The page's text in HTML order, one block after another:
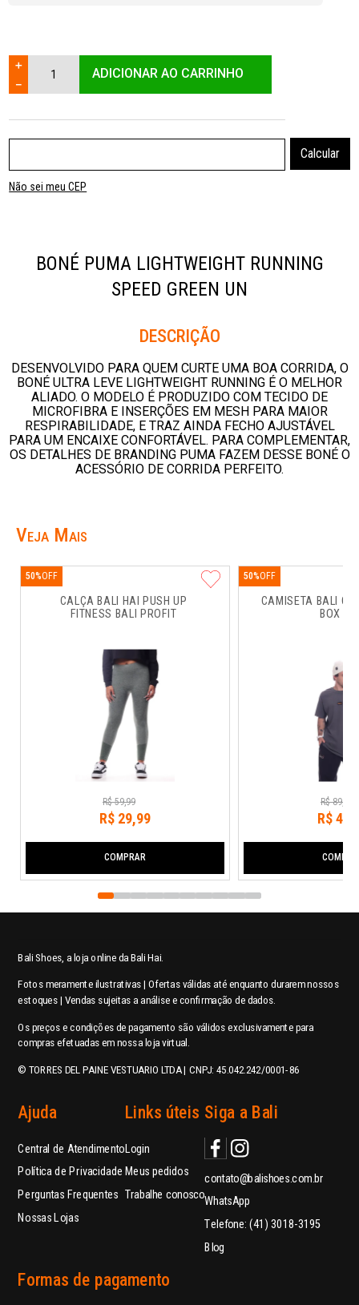
＋
－
ADICIONAR AO CARRINHO
Não sei meu CEP
BONÉ PUMA LIGHTWEIGHT RUNNING
SPEED GREEN UN
Descrição
DESENVOLVIDO PARA QUEM CURTE UMA BOA CORRIDA, O
BONÉ ULTRA LEVE LIGHTWEIGHT RUNNING É O MELHOR
ALIADO. O MODELO É PRODUZIDO COM TECIDO DE
MICROFIBRA E INSERÇÕES EM MESH PARA MAIOR
RESPIRABILIDADE, E TRAZ AINDA FECHO AJUSTÁVEL
PARA UM ENCAIXE CONFORTÁVEL. PARA COMPLEMENTAR,
OS DETALHES DE BRANDING PUMA FAZEM DESSE BONÉ O
ACESSÓRIO DE CORRIDA PERFEITO.
Veja Mais
CALÇA BALI HAI PUSH UP
FITNESS BALI PROFIT
50%
R$ 59,99
R$ 29,99
COMPRAR
CAMISETA BALI
BOX
50%
R$ 89,
R$44
Bali Shoes, a loja online da Bali Hai.
Fotos meramente ilustrativas | Ofertas válidas até enquanto durarem nossos
estoques | Vendas sujeitas a análise e confirmação de dados.
Os preços e condições de pagamento são válidos exclusivamente para
compras efetuadas em nossa loja virtual.
© TORRES DEL PAINE VESTUARIO LTDA | CNPJ: 45.042.242/0001-86
Ajuda
Central de Atendimento
Política de Privacidade
Perguntas Frequentes
Nossas Lojas
Links úteis
Login
Meus pedidos
Trabalhe conosco
Siga a Bali
contato@balishoes.com.br
WhatsApp
Telefone: (41) 3018-3195
Blog
Formas de pagamento